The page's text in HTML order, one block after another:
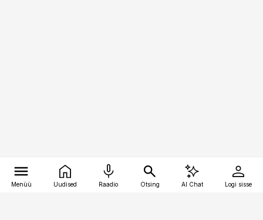
Menüü Uudised Raadio Otsing AI Chat Logi sisse